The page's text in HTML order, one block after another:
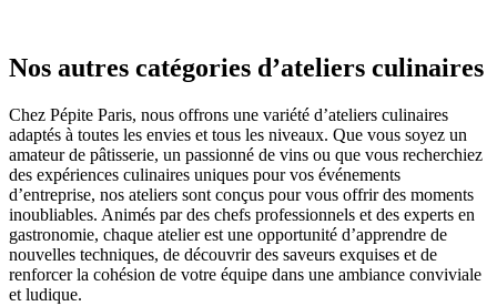
Nos autres catégories d’ateliers culinaires
Chez Pépite Paris, nous offrons une variété d’ateliers culinaires
adaptés à toutes les envies et tous les niveaux. Que vous soyez un
amateur de pâtisserie, un passionné de vins ou que vous recherchiez
des expériences culinaires uniques pour vos événements
d’entreprise, nos ateliers sont conçus pour vous offrir des moments
inoubliables. Animés par des chefs professionnels et des experts en
gastronomie, chaque atelier est une opportunité d’apprendre de
nouvelles techniques, de découvrir des saveurs exquises et de
renforcer la cohésion de votre équipe dans une ambiance conviviale
et ludique.